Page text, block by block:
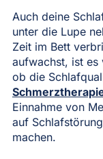
Auch deine
unter die Lupe
Zeit im Bett
aufwachst, ist es
ob die
Einnahme von
auf
machen.